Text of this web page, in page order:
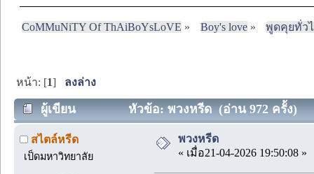
CoMMuNiTY Of ThAiBoYsLoVE » Boy's love» พูดคุยทั่ว
หน้า: [1] ลงล่าง
ผู้เขียน หัวข้อ: พวงหรีด (อ่าน 972 ครั้ง)
สไตล์หรีด
เป็ดมหาวิทยาลัย
พวงหรีด
« เมื่อ21-04-2026 19:50:08 »